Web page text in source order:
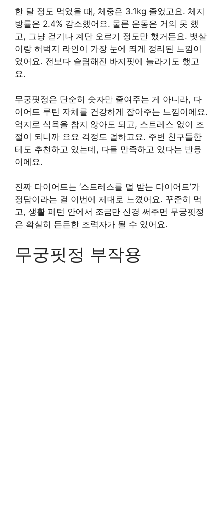
한 달 정도 먹었을 때, 체중은 3.1kg 줄었고요. 체지
방률은 2.4% 감소했어요. 물론 운동은 거의 못 했
고, 그냥 걷기나 계단 오르기 정도만 했거든요. 뱃살
이랑 허벅지 라인이 가장 눈에 띄게 정리된 느낌이
었어요. 전보다 슬림해진 바지핏에 놀라기도 했고
요.
무궁핏정은 단순히 숫자만 줄여주는 게 아니라, 다
이어트 루틴 자체를 건강하게 잡아주는 느낌이에요.
억지로 식욕을 참지 않아도 되고, 스트레스 없이 조
절이 되니까 요요 걱정도 덜하고요. 주변 친구들한
테도 추천하고 있는데, 다들 만족하고 있다는 반응
이에요.
진짜 다이어트는 ‘스트레스를 덜 받는 다이어트’가
정답이라는 걸 이번에 제대로 느꼈어요. 꾸준히 먹
고, 생활 패턴 안에서 조금만 신경 써주면 무궁핏정
은 확실히 든든한 조력자가 될 수 있어요.
무궁핏정 부작용